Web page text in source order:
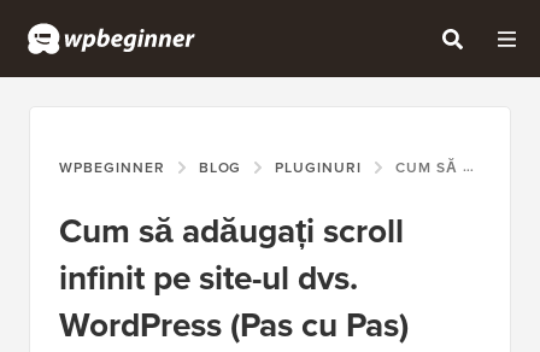
WPBEGINNER BLOG PLUGINURI CUM SĂ ADĂUGAȚI SCROLL INFINIT PE SITE-UL DVS. WORDPRESS (PAS CU PAS)
Cum să adăugați scroll
infinit pe site-ul dvs.
WordPress (Pas cu Pas)